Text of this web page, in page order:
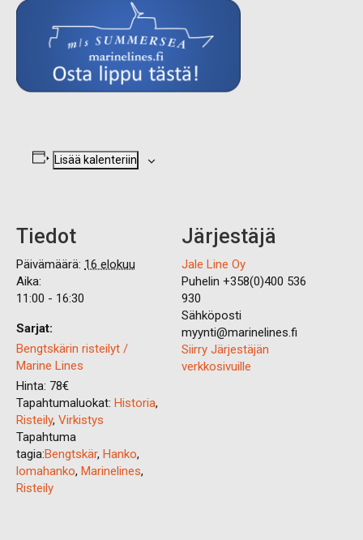
Lisää kalenteriin
Tiedot
Päivämäärä: 16 elokuu
Aika:
11:00 - 16:30
Sarjat:
Bengtskärin risteilyt /
Marine Lines
Hinta: 78€
Tapahtumaluokat: Historia,
Risteily, Virkistys
Tapahtuma
tagia:Bengtskär, Hanko,
lomahanko, Marinelines,
Risteily
Järjestäjä
Jale Line Oy
Puhelin +358(0)400 536
930
Sähköposti
myynti@marinelines.fi
Siirry Järjestäjän
verkkosivuille